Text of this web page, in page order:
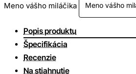
Meno vášho miláčika
Popis produktu
Špecifikácia
Recenzie
Na stiahnutie